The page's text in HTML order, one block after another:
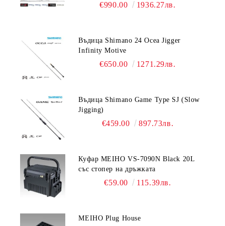
€990.00 1936.27лв.
Въдица Shimano 24 Ocea Jigger
Infinity Motive
€650.00 1271.29лв.
Въдица Shimano Game Type SJ (Slow
Jigging)
€459.00 897.73лв.
Куфар MEIHO VS-7090N Black 20L
със стопер на дръжката
€59.00 115.39лв.
MEIHO Plug House